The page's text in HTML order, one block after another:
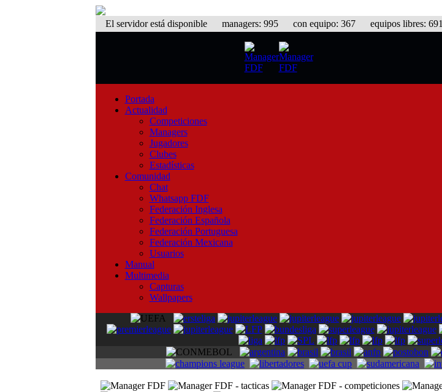
El servidor está disponiblemanagers: 995 con equipo: 367 equipos libres: 691
Portada
Actualidad
Competiciones
Managers
Jugadores
Clubes
Estadísticas
Comunidad
Chat
Whatsapp FDF
Federación Inglesa
Federación Española
Federación Portuguesa
Federación Mexicana
Usuarios
Manual
Multimedia
Capturas
Wallpapers